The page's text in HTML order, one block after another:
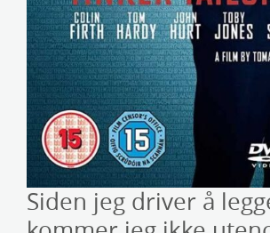
Siden jeg driver å